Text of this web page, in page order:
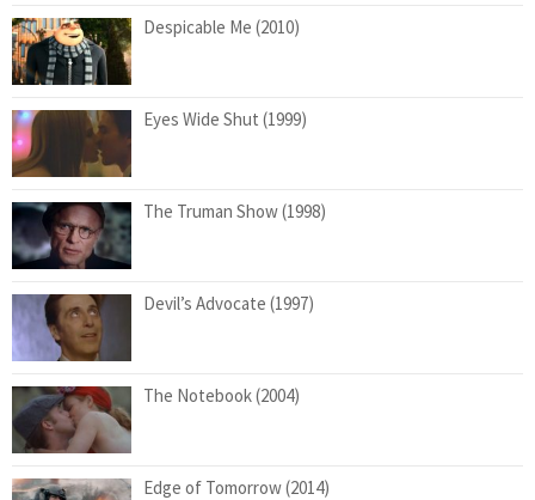
Despicable Me (2010)
Eyes Wide Shut (1999)
The Truman Show (1998)
Devil’s Advocate (1997)
The Notebook (2004)
Edge of Tomorrow (2014)